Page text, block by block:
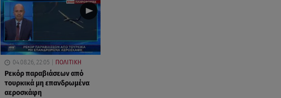
04.08.26, 22:05 ΠΟΛΙΤΙΚΗ
Ρεκόρ παραβιάσεων από
τουρκικά μη επανδρωμένα
αεροσκάφη